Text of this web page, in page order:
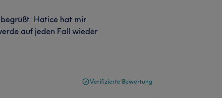
Hatice hat mir
auf jeden Fall wieder
Verifizierte Bewertung